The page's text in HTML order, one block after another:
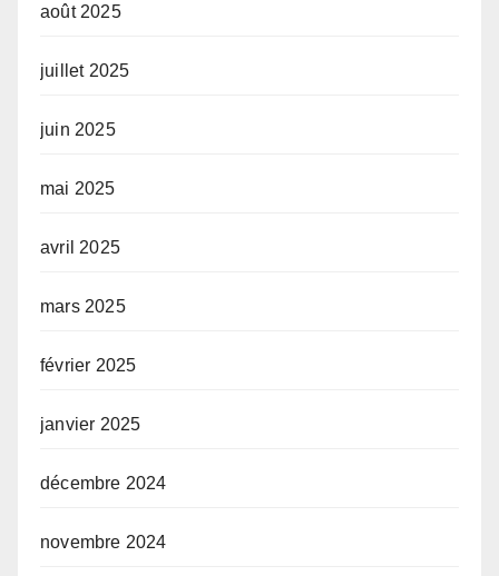
août 2025
juillet 2025
juin 2025
mai 2025
avril 2025
mars 2025
février 2025
janvier 2025
décembre 2024
novembre 2024